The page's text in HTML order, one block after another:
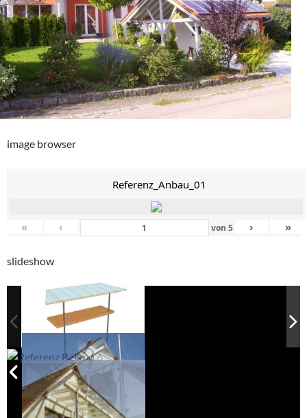
image browser
Referenz_Anbau_01
« ‹ von 5 › »
slideshow